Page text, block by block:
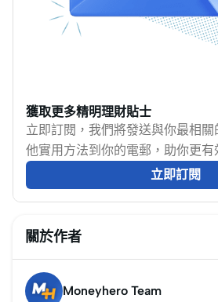
獲取更多精明理財貼士
立即訂閱，我們將發送與你最相
他實用方法到你的電郵，助你更有
立即訂閱
關於作者
Moneyhero Team